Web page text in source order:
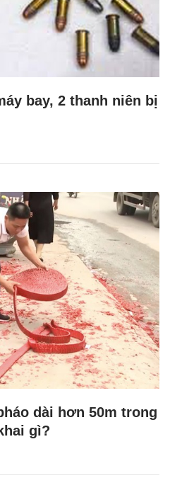
bay, 2 thanh niên bị
dài hơn 50m trong
gì?